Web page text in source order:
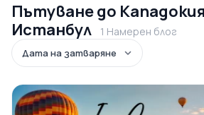
Пътуване до
Истанбул
1 Намерен блог